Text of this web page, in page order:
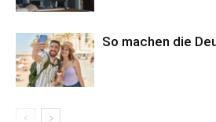
So machen die